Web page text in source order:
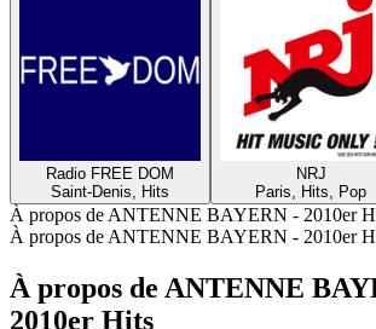
Radio FREE DOM
Saint-Denis, Hits
NRJ
Paris, Hits, Pop
À propos de ANTENNE BAYERN - 2010er
À propos de ANTENNE BAYERN - 2010er
À propos de ANTENNE
2010er Hits